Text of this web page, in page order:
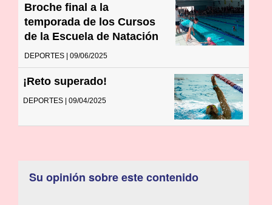
Broche final a la
temporada de los Cursos
de la Escuela de Natación
DEPORTES | 09/06/2025
¡Reto superado!
DEPORTES | 09/04/2025
Su opinión sobre este contenido